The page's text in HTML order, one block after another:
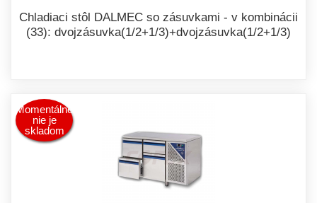
Chladiaci stôl DALMEC so zásuvkami - v kombinácii
(33): dvojzásuvka(1/2+1/3)+dvojzásuvka(1/2+1/3)
Momentálne
nie je
skladom